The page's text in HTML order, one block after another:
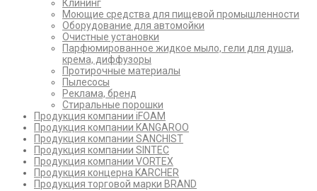
Клининг
Моющие средства для пищевой промышленности
Оборудование для автомойки
Очистные установки
Парфюмированное жидкое мыло, гели для душа,
крема, диффузоры
Протирочные материалы
Пылесосы
Реклама, бренд
Стиральные порошки
Продукция компании iFOAM
Продукция компании KANGAROO
Продукция компании SANCHIST
Продукция компании SINTEC
Продукция компании VORTEX
Продукция концерна KARCHER
Продукция торговой марки BRAND